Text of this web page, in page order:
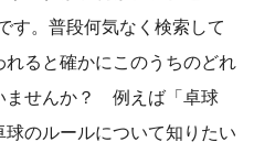
す。普段何気なく検索して
ると確かにこのうちのどれ
ませんか？ 例えば「卓球
のルールについて知りたい